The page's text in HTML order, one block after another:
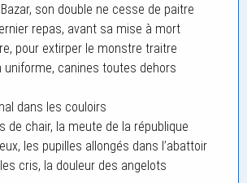
son double ne cesse de paitre
repas, avant sa mise à mort
pour extirper le monstre traitre
uniforme, canines toutes dehors
dans les couloirs
de chair, la meute de la république
les pupilles allongés dans l’abattoir
cris, la douleur des angelots